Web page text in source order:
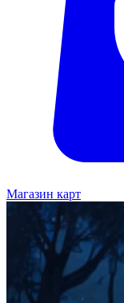
Магазин карт